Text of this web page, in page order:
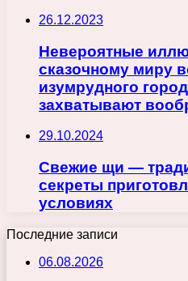
26.12.2023
Невероятные
сказочному миру
изумрудного
захватывают
29.10.2024
Свежие щи —
секреты
условиях
Последние записи
06.08.2026